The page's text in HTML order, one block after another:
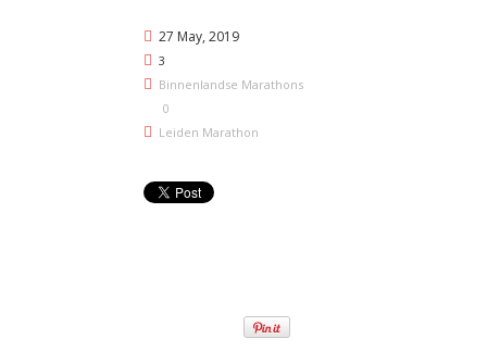
27 May, 2019
3
Binnenlandse Marathons
0
Leiden Marathon